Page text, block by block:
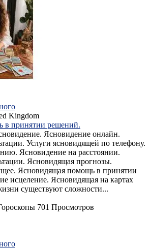
Kingdom
в принятии решений.
Ясновидение онлайн.
Услуги ясновидящей по телефону.
Ясновидение на расстоянии.
Ясновидящая прогнозы.
Ясновидящая помощь в принятии
исцеление. Ясновидящая на картах
существуют сложности...
701 Просмотров